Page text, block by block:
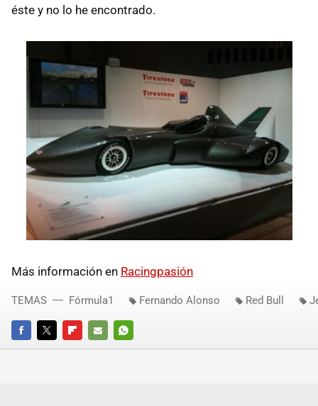
éste y no lo he encontrado.
Más información en Racingpasión
FACEBOOKTWITTERFLIPBOARD
E-
WHATSAPP
TEMAS Fórmula1 Fernando Alonso Red Bull